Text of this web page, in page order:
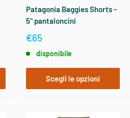
Patagonia Baggies Shorts -
5" pantaloncini
€65
disponibile
Scegli le opzioni